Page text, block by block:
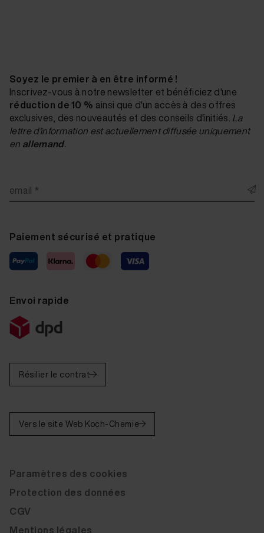
Soyez le premier à en être informé !
Inscrivez-vous à notre newsletter et bénéficiez d'une
réduction de 10 % ainsi que d'un accès à des offres
exclusives, des nouveautés et des conseils d'initiés. La
lettre d'information est actuellement diffusée uniquement
en allemand.
email *
Paiement sécurisé et pratique
Envoi rapide
Résilier le contrat
Vers le site Web Koch-Chemie
Paramètres des cookies
Protection des données
CGV
Mentions légales